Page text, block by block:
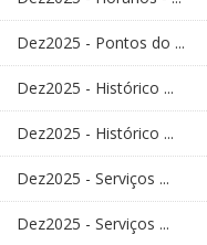
Dez2025 - Pontos do ...
Dez2025 - Histórico ...
Dez2025 - Histórico ...
Dez2025 - Serviços ...
Dez2025 - Serviços ...